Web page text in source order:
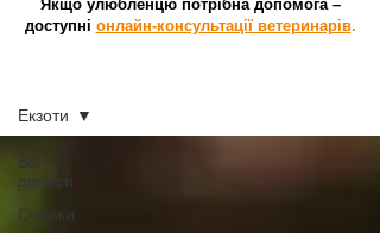
Якщо улюбленцю потрібна допомога –
доступні онлайн-консультації ветеринарів.
Всі
дописи
Собаки
Екзоти